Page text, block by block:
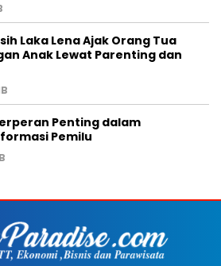
Laka Lena Ajak Orang Tua
Anak Lewat Parenting dan
Penting dalam
Pemilu